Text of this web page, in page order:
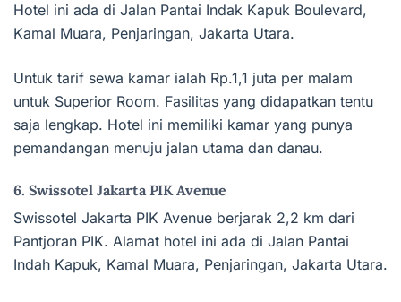
Hotel ini ada di Jalan Pantai Indak Kapuk Boulevard,
Kamal Muara, Penjaringan, Jakarta Utara.
Untuk tarif sewa kamar ialah Rp.1,1 juta per malam
untuk Superior Room. Fasilitas yang didapatkan tentu
saja lengkap. Hotel ini memiliki kamar yang punya
pemandangan menuju jalan utama dan danau.
6. Swissotel Jakarta PIK Avenue
Swissotel Jakarta PIK Avenue berjarak 2,2 km dari
Pantjoran PIK. Alamat hotel ini ada di Jalan Pantai
Indah Kapuk, Kamal Muara, Penjaringan, Jakarta Utara.